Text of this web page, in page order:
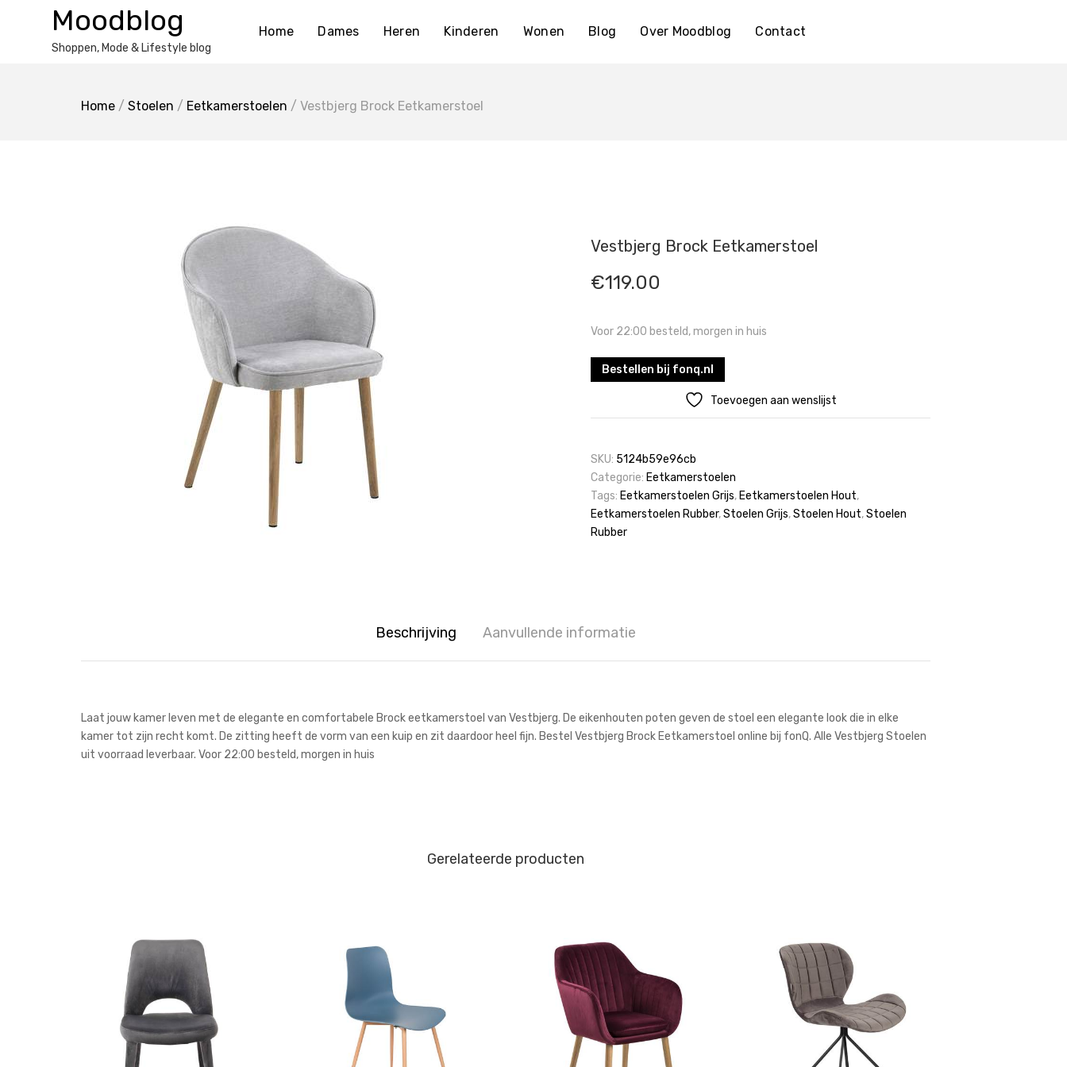
Moodblog
Shoppen, Mode & Lifestyle blog
Home Dames Heren Kinderen Wonen Blog Over Moodblog Contact
Home / Stoelen / Eetkamerstoelen / Vestbjerg Brock Eetkamerstoel
Vestbjerg Brock Eetkamerstoel
€119.00
Voor 22:00 besteld, morgen in huis
Bestellen bij fonq.nl
Toevoegen aan wenslijst
SKU: 5124b59e96cb
Categorie: Eetkamerstoelen
Tags: Eetkamerstoelen Grijs, Eetkamerstoelen Hout,
Eetkamerstoelen Rubber,Stoelen Grijs,Stoelen Hout,Stoelen
Rubber
Beschrijving Aanvullende informatie
Laat jouw kamer leven met de elegante en comfortabele Brock eetkamerstoel van Vestbjerg. De eikenhouten poten geven de stoel een elegante look die in elke
kamer tot zijn recht komt. De zitting heeft de vorm van een kuip en zit daardoor heel fijn. Bestel Vestbjerg Brock Eetkamerstoel online bij fonQ. Alle Vestbjerg Stoelen
uit voorraad leverbaar. Voor 22:00 besteld, morgen in huis
Gerelateerde producten